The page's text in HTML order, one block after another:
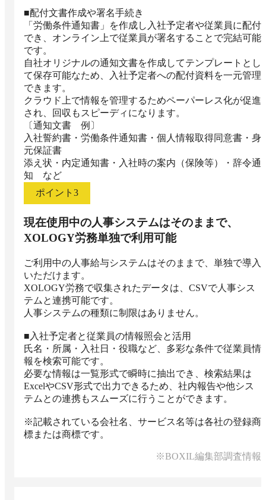
■配付文書作成や署名手続き
「労働条件通知書」を作成し入社予定者や従業員に配付
でき、オンライン上で従業員が署名することで完結可能
です。
自社オリジナルの通知文書を作成してテンプレートとし
て保存可能なため、入社予定者への配付資料を一元管理
できます。
クラウド上で情報を管理するためペーパーレス化が促進
され、回収もスピーディになります。
〔通知文書　例〕
入社誓約書・労働条件通知書・個人情報取得同意書・身
元保証書
添え状・内定通知書・入社時の案内（保険等）・辞令通
知　など
ポイント 3
現在使用中の人事システムはそのままで、
XOLOGY労務単独で利用可能
ご利用中の人事給与システムはそのままで、単独で導入
いただけます。
XOLOGY労務で収集されたデータは、CSVで人事シス
テムと連携可能です。
人事システムの種類に制限はありません。
■入社予定者と従業員の情報照会と活用
氏名・所属・入社日・役職など、多彩な条件で従業員情
報を検索可能です。
必要な情報は一覧形式で瞬時に抽出でき、検索結果は
ExcelやCSV形式で出力できるため、社内報告や他シス
テムとの連携もスムーズに行うことができます。
※記載されている会社名、サービス名等は各社の登録商
標または商標です。
※BOXIL編集部調査情報